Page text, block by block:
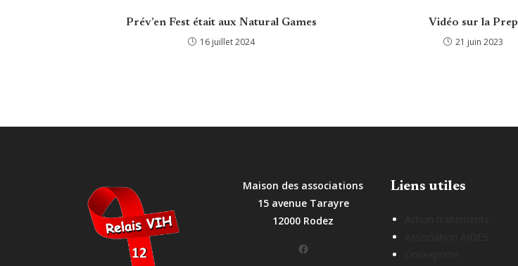
Prév’en Fest était aux Natural Games
16 juillet 2024
Vidéo sur la Prep
21 juin 2023
Maison des associations
15 avenue Tarayre
12000 Rodez
Facebook
Liens utiles